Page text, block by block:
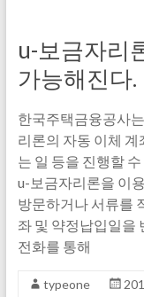
u-보금자리
가능해진다.
한국주택금융공사
리론의 자동 이체
는 일 등을 진행할
u-보금자리론을 이
방문하거나 서류를
좌 및 약정납입일을
전화를 통해
typeone